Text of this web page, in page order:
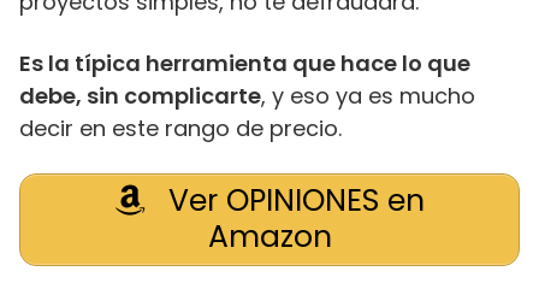
Es la típica herramienta que hace lo que
debe, sin complicarte, y eso ya es mucho
decir en este rango de precio.
Ver OPINIONES en
Amazon